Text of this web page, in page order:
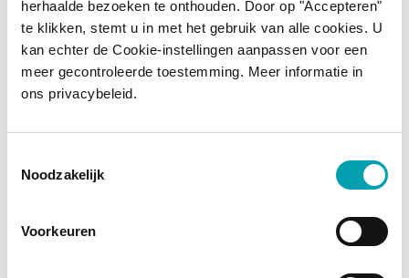
herhaalde bezoeken te onthouden. Door op "Accepteren"
te klikken, stemt u in met het gebruik van alle cookies. U
kan echter de Cookie-instellingen aanpassen voor een
meer gecontroleerde toestemming. Meer informatie in
ons privacybeleid.
Noodzakelijk
Voorkeuren
Zal mijn HDL of 'goede'
cholesterolgehalte dalen
door het eten van Benecol-
Wat gebeurt er als ik meer
dagelijkse hoeveelheid